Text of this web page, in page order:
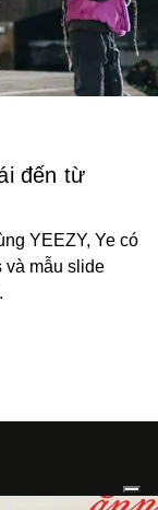
đến từ
YEEZY, Ye có
và mẫu slide